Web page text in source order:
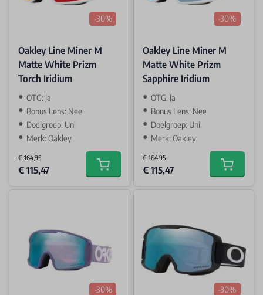
-30%
Oakley Line Miner M
Matte White Prizm
Torch Iridium
OTG: Ja
Bonus Lens: Nee
Doelgroep: Uni
Merk: Oakley
€ 164,95
Special Price
€ 115,47 Add to cart
-30%
Oakley Line Miner M
Matte White Prizm
Sapphire Iridium
OTG: Ja
Bonus Lens: Nee
Doelgroep: Uni
Merk: Oakley
€ 164,95
Special Price
€ 115,47 Add to
-30% -30%